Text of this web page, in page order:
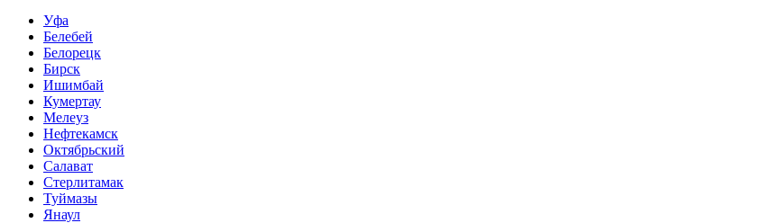
Уфа
Белебей
Белорецк
Бирск
Ишимбай
Кумертау
Мелеуз
Нефтекамск
Октябрьский
Салават
Стерлитамак
Туймазы
Янаул